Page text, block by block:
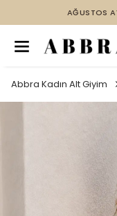
AĞUSTOS
Abbra Kadın Alt Giyim